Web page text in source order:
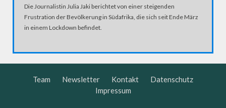
Die Journalistin Julia Jaki berichtet von einer steigenden
Frustration der Bevölkerung in Südafrika, die sich seit Ende März
in einem Lockdown befindet.
Team Newsletter Kontakt
Datenschutz
Impressum